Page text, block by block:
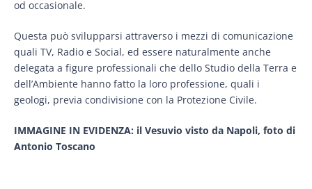
od occasionale.
Questa può svilupparsi attraverso i mezzi di comunicazione
quali TV, Radio e Social, ed essere naturalmente anche
delegata a figure professionali che dello Studio della Terra e
dell’Ambiente hanno fatto la loro professione, quali i
geologi, previa condivisione con la Protezione Civile.
IMMAGINE IN EVIDENZA: il Vesuvio visto da Napoli, foto di
Antonio Toscano